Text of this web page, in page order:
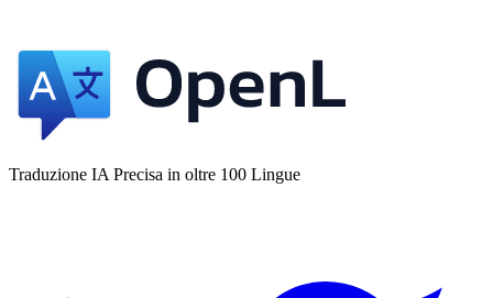
Traduzione IA Precisa in oltre 100 Lingue